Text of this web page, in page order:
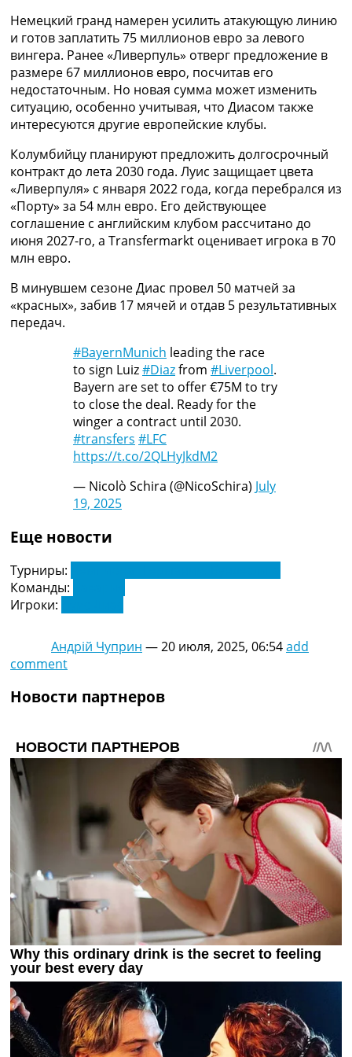
ТВ программа
RU
UA
Categories
Новости футбола
Видео
Трансферы
Новости футбола Украины
Последние комментарии
Конкурс прогнозов
Логин
Правила
Коллективный прогноз
Турниры
Чемпионат Мира
Украина. Премьер-Лига
Украина. Первая Лига
Лига Чемпионов
Англия. Премьер Лига
Испания. Ла Лига
Другие Турниры >>>
Таблицы
Таблицы групп Чемпионата Мира
Украина. Премьер-Лига
Лига Чемпионов. Таблицы групп
Рейтинги
Рейтинг клубов УЕФА
Рейтинг ФИФА
ТВ программа
Немецкий гранд намерен усилить атакующую линию
и готов заплатить 75 миллионов евро за левого
вингера. Ранее «Ливерпуль» отверг предложение в
размере 67 миллионов евро, посчитав его
недостаточным. Но новая сумма может изменить
ситуацию, особенно учитывая, что Диасом также
интересуются другие европейские клубы.
Колумбийцу планируют предложить долгосрочный
контракт до лета 2030 года. Луис защищает цвета
«Ливерпуля» с января 2022 года, когда перебрался из
«Порту» за 54 млн евро. Его действующее
соглашение с английским клубом рассчитано до
июня 2027-го, а Transfermarkt оценивает игрока в 70
млн евро.
В минувшем сезоне Диас провел 50 матчей за
«красных», забив 17 мячей и отдав 5 результативных
передач.
#BayernMunich leading the race
to sign Luiz#Diazfrom #Liverpool.
Bayern are set to offer €75M to try
to close the deal. Ready for the
winger a contract until 2030.
#transfers #LFC
https://t.co/2QLHyJkdM2
— Nicolò Schira (@NicoSchira) July
19, 2025
Еще новости
Турниры:
Команды:
Игроки:
Андрій Чуприн —20 июля, 2025, 06:54add
comment
Новости партнеров